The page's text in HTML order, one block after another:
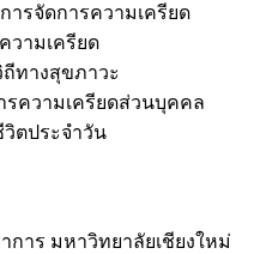
ารจัดการความเครียด
วามเครียด
ทางสุขภาวะ
รความเครียดส่วนบุคคล
ตประจำวัน
าร มหาวิทยาลัยเชียงใหม่